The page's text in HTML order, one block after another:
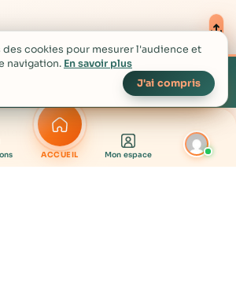
ACCUEIL Mon espace
cookies pour mesurer l'audience et
navigation. En savoir plus
J'ai compris ▴
Créer mon compte gratuit →